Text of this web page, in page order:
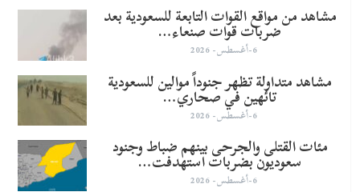
مشاهد من مواقع القوات التابعة للسعودية بعد
ضربات قوات صنعاء…
6-أغسطس- 2026
مشاهد متداولة تظهر جنوداً موالين للسعودية
تائهين في صحاري…
6-أغسطس- 2026
مئات القتلى والجرحى بينهم ضباط وجنود
سعوديون بضربات استهدفت…
6-أغسطس- 2026